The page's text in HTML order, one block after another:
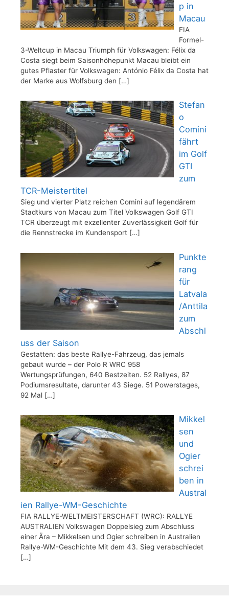
p in
Macau
FIA
Formel-
3-Weltcup in Macau Triumph für Volkswagen: Félix da
Costa siegt beim Saisonhöhepunkt Macau bleibt ein
gutes Pflaster für Volkswagen: António Félix da Costa hat
der Marke aus Wolfsburg den […]
Stefan
o
Comini
fährt
im Golf
GTI
zum
TCR-Meistertitel
Sieg und vierter Platz reichen Comini auf legendärem
Stadtkurs von Macau zum Titel Volkswagen Golf GTI
TCR überzeugt mit exzellenter Zuverlässigkeit Golf für
die Rennstrecke im Kundensport […]
Punkte
rang
für
Latvala
/Anttila
zum
Abschl
uss der Saison
Gestatten: das beste Rallye-Fahrzeug, das jemals
gebaut wurde – der Polo R WRC 958
Wertungsprüfungen, 640 Bestzeiten. 52 Rallyes, 87
Podiumsresultate, darunter 43 Siege. 51 Powerstages,
92 Mal […]
Mikkel
sen
und
Ogier
schrei
ben in
Austral
ien Rallye-WM-Geschichte
FIA RALLYE-WELTMEISTERSCHAFT (WRC): RALLYE
AUSTRALIEN Volkswagen Doppelsieg zum Abschluss
einer Ära – Mikkelsen und Ogier schreiben in Australien
Rallye-WM-Geschichte Mit dem 43. Sieg verabschiedet
[…]